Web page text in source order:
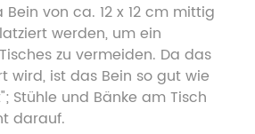
Bein von ca. 12 x 12 cm mittig
werden, um ein
zu vermeiden. Da das
wird, ist das Bein so gut wie
Stühle und Bänke am Tisch
darauf.